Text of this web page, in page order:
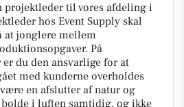
projektleder til vores afdeling i
hos Event Supply skal
jonglere mellem
På
du den ansvarlige for at
med kunderne overholdes
en afslutter af natur og
i luften samtidig, og ikke